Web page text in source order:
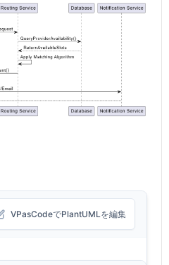
VPasCodeでPlantUMLを編集